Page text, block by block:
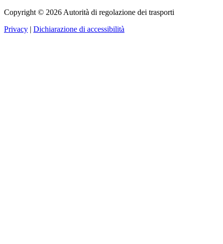
Copyright © 2026 Autorità di regolazione dei trasporti
Privacy | Dichiarazione di accessibilità